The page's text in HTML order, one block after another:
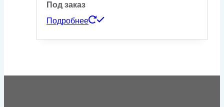
Под заказ
Подробнее